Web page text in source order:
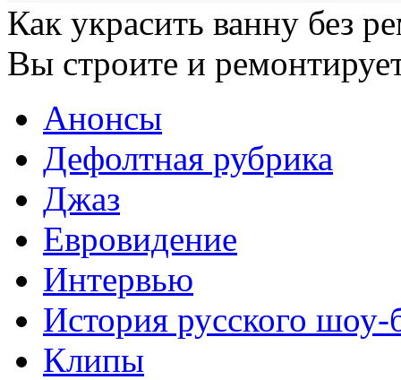
Как украсить ванну без
Вы строите и
Анонсы
Дефолтная рубрика
Джаз
Евровидение
Интервью
История русского шоу-
Клипы